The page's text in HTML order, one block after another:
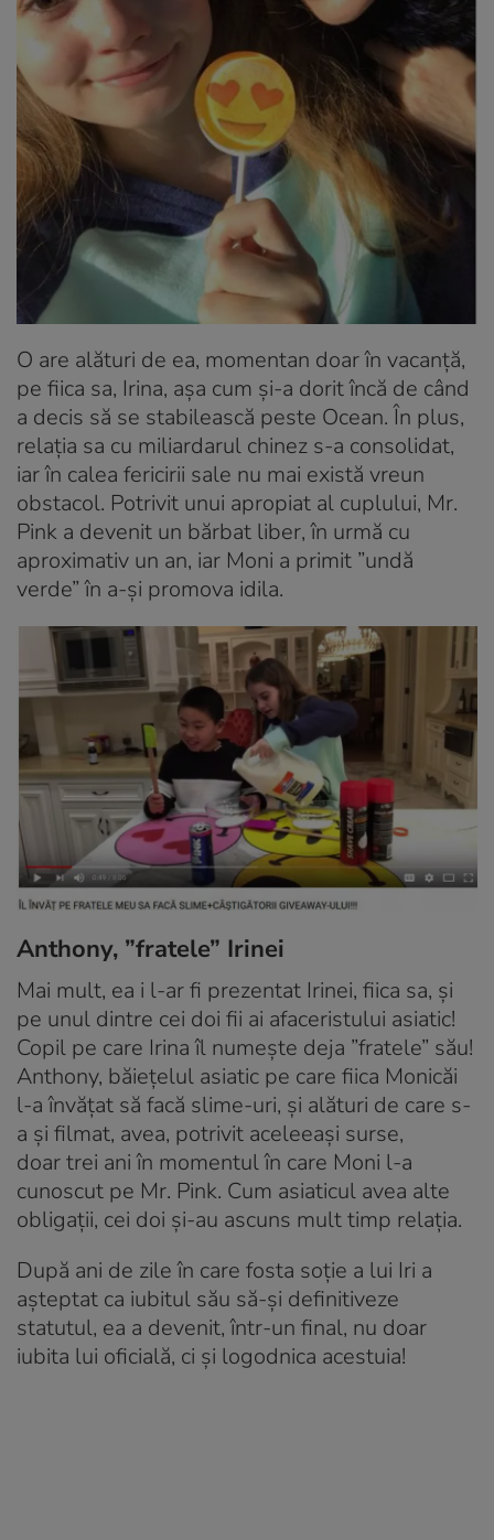
O are alături de ea, momentan doar în vacanță,
pe fiica sa, Irina, așa cum și-a dorit încă de când
a decis să se stabilească peste Ocean. În plus,
relația sa cu miliardarul chinez s-a consolidat,
iar în calea fericirii sale nu mai există vreun
obstacol. Potrivit unui apropiat al cuplului, Mr.
Pink a devenit un bărbat liber, în urmă cu
aproximativ un an, iar Moni a primit ”undă
verde” în a-și promova idila.
Anthony, ”fratele” Irinei
Mai mult, ea i l-ar fi prezentat Irinei, fiica sa, și
pe unul dintre cei doi fii ai afaceristului asiatic!
Copil pe care Irina îl numește deja ”fratele” său!
Anthony, băiețelul asiatic pe care fiica Monicăi
l-a învățat să facă slime-uri, și alături de care s-
a și filmat, avea, potrivit aceleeași surse,
doar trei ani în momentul în care Moni l-a
cunoscut pe Mr. Pink. Cum asiaticul avea alte
obligații, cei doi și-au ascuns mult timp relația.
După ani de zile în care fosta soție a lui Iri a
așteptat ca iubitul său să-și definitiveze
statutul, ea a devenit, într-un final, nu doar
iubita lui oficială, ci și logodnica acestuia!